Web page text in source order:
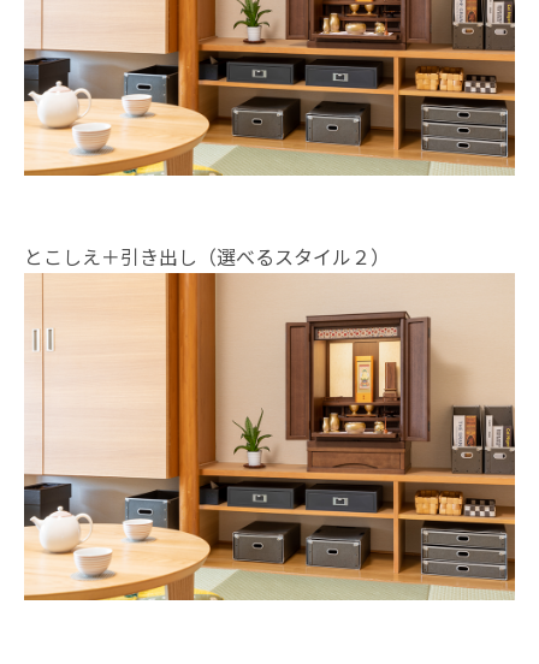
とこしえ＋引き出し（選べるスタイル２）